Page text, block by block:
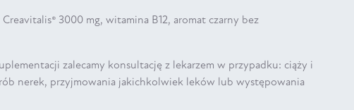
3000 mg, witamina B12, aromat czarny bez
zalecamy konsultację z lekarzem w przypadku: ciąży i
nerek, przyjmowania jakichkolwiek leków lub występowania